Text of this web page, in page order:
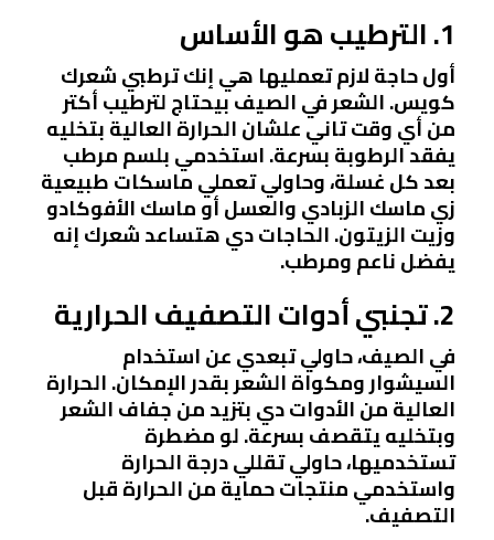
1. الترطيب هو الأساس
أول حاجة لازم تعمليها هي إنك ترطبي شعرك
كويس. الشعر في الصيف بيحتاج لترطيب أكتر
من أي وقت تاني علشان الحرارة العالية بتخليه
يفقد الرطوبة بسرعة. استخدمي بلسم مرطب
بعد كل غسلة، وحاولي تعملي ماسكات طبيعية
زي ماسك الزبادي والعسل أو ماسك الأفوكادو
وزيت الزيتون. الحاجات دي هتساعد شعرك إنه
يفضل ناعم ومرطب.
2. تجنبي أدوات التصفيف الحرارية
في الصيف، حاولي تبعدي عن استخدام
السيشوار ومكواة الشعر بقدر الإمكان. الحرارة
العالية من الأدوات دي بتزيد من جفاف الشعر
وبتخليه يتقصف بسرعة. لو مضطرة
تستخدميها، حاولي تقللي درجة الحرارة
واستخدمي منتجات حماية من الحرارة قبل
التصفيف.